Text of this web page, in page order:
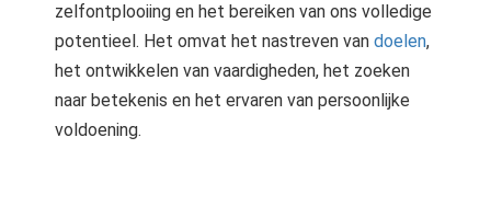
zelfontplooiing en het bereiken van ons volledige
potentieel. Het omvat het nastreven van doelen,
het ontwikkelen van vaardigheden, het zoeken
naar betekenis en het ervaren van persoonlijke
voldoening.